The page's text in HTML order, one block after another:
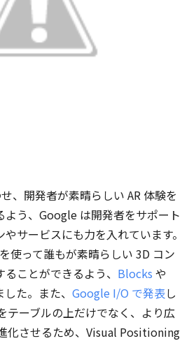
、開発者が素晴らしい AR 体験を
よう、Google は開発者をサポート
サービスにも力を入れています。
使って誰もが素晴らしい 3D コン
ことができるよう、 Blocks や
た。また、 Google I/O で発表し
ーブルの上だけでなく、より広
化させるため、Visual Positioning